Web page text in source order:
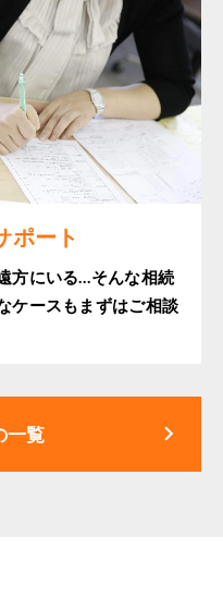
ポート
方にいる…そんな相続
ケースもまずはご相談
一覧 keyboard_arrow_right